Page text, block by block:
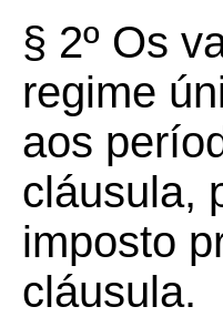
§ 2º Os
regime
aos
cláusula,
imposto
cláusula.